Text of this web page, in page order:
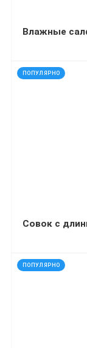
ПОПУЛЯРНО
код: 90881
ПОПУЛЯРНО
код: 32454